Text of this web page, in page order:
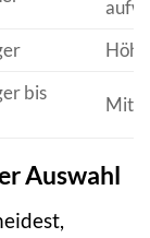
bis
Auswahl